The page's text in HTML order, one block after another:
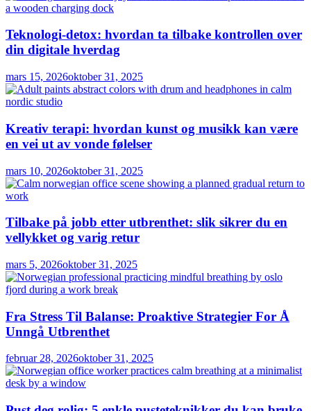
Teknologi-detox: hvordan ta tilbake kontrollen over
din digitale hverdag
mars 15, 2026oktober 31, 2025
Kreativ terapi: hvordan kunst og musikk kan være
en vei ut av vonde følelser
mars 10, 2026oktober 31, 2025
Tilbake på jobb etter utbrenthet: slik sikrer du en
vellykket og varig retur
mars 5, 2026oktober 31, 2025
Fra Stress Til Balanse: Proaktive Strategier For Å
Unngå Utbrenthet
februar 28, 2026oktober 31, 2025